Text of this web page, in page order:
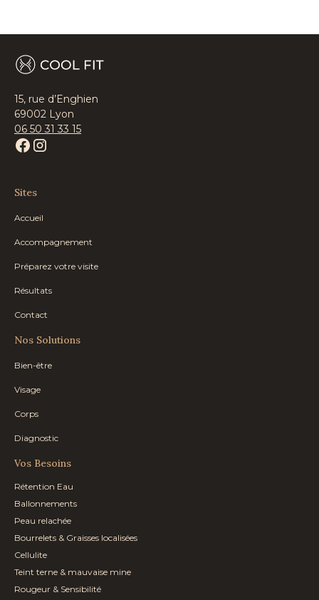
15, rue d’Enghien
69002 Lyon
06 50 31 33 15
Sites
Accueil
Accompagnement
Préparez votre visite
Résultats
Contact
Nos Solutions
Bien-être
Visage
Corps
Diagnostic
Vos Besoins
Rétention Eau
Ballonnements
Peau relachée
Bourrelets & Graisses localisées
Cellulite
Teint terne & mauvaise mine
Rougeur & Sensibilité